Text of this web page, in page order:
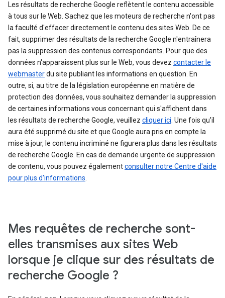
Les résultats de recherche Google reflètent le contenu accessible
à tous sur le Web. Sachez que les moteurs de recherche n'ont pas
la faculté d'effacer directement le contenu des sites Web. De ce
fait, supprimer des résultats de la recherche Google n'entraînera
pas la suppression des contenus correspondants. Pour que des
données n'apparaissent plus sur le Web, vous devez contacter le
webmasterdu site publiant les informations en question. En
outre, si, au titre de la législation européenne en matière de
protection des données, vous souhaitez demander la suppression
de certaines informations vous concernant qui s'affichent dans
les résultats de recherche Google, veuillez cliquer ici . Une fois qu'il
aura été supprimé du site et que Google aura pris en compte la
mise à jour, le contenu incriminé ne figurera plus dans les résultats
de recherche Google. En cas de demande urgente de suppression
de contenu, vous pouvez égalementconsulter notre Centre d'aide
pour plus d'informations
Mes requêtes de recherche sont-
elles transmises aux sites Web
lorsque je clique sur des résultats de
recherche Google ?